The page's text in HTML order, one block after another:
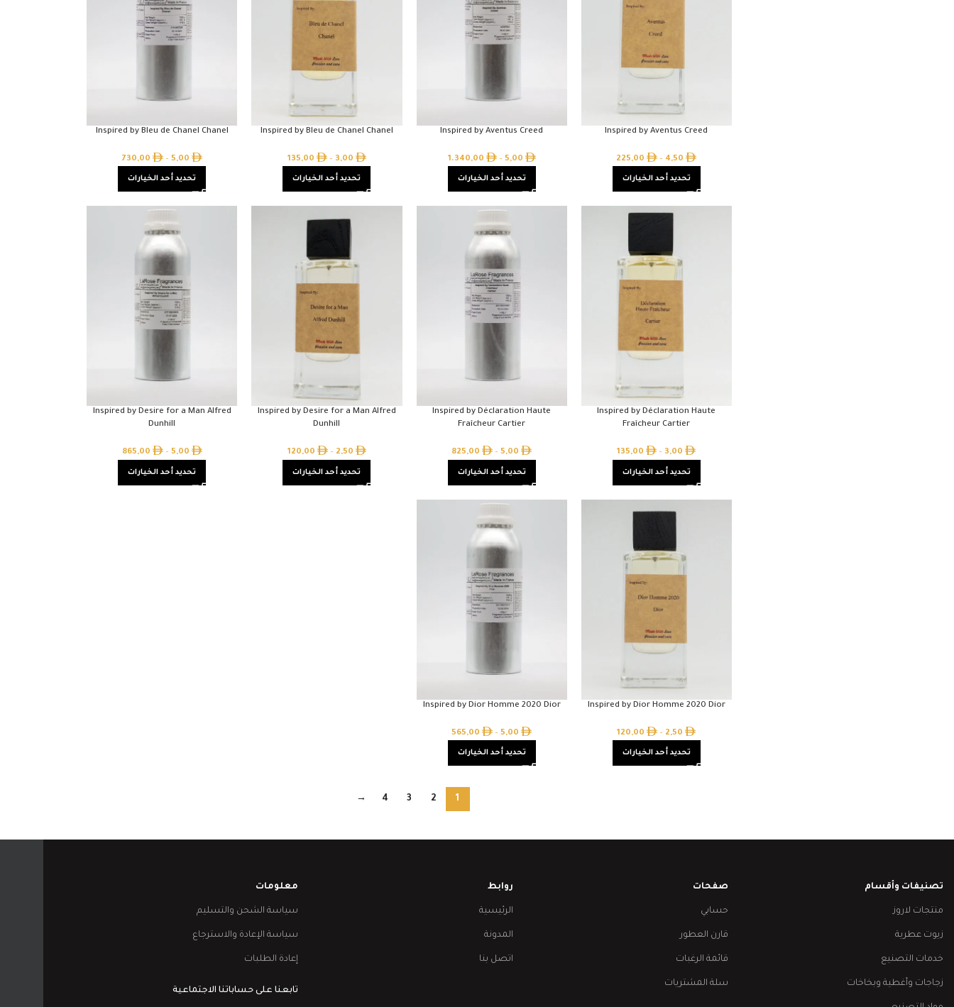
Inspired by Aventus Creed
4,50
–
225,00
تحديد أحد الخيارات
Inspired by Aventus Creed
5,00
–
1.340,00
تحديد أحد الخيارات
Inspired by Bleu de Chanel Chanel
3,00
–
135,00
تحديد أحد الخيارات
Inspired by Bleu de Chanel Chanel
5,00
–
730,00
تحديد أحد الخيارات
Inspired by Déclaration Haute
Fraîcheur Cartier
3,00
–
135,00
تحديد أحد الخيارات
Inspired by Déclaration Haute
Fraîcheur Cartier
5,00
–
825,00
تحديد أحد الخيارات
Inspired by Desire for a Man Alfred
Dunhill
2,50
–
120,00
تحديد أحد الخيارات
Inspired by Desire for a Man Alfred
Dunhill
5,00
–
865,00
تحديد أحد الخيارات
Inspired by Dior Homme 2020 Dior
2,50
–
120,00
تحديد أحد الخيارات
Inspired by Dior Homme 2020 Dior
5,00
–
565,00
تحديد أحد الخيارات
1
2
3
4
→
تصنيفات وأقسام
منتجات لاروز
زيوت عطرية
خدمات التصنيع
زجاجات وأغطية وبخاخات
صفحات
حسابي
قارن العطور
قائمة الرغبات
سلة المشتريات
روابط
الرئيسية
المدونة
اتصل بنا
معلومات
سياسة الشحن والتسليم
سياسة الإعادة والاسترجاع
إعادة الطلبات
تابعنا على حساباتنا الاجتماعية